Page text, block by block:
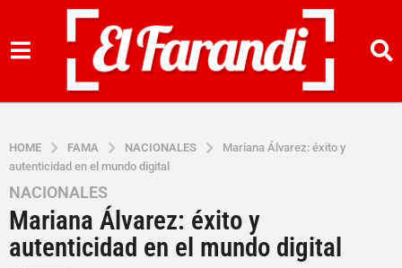
HOME FAMA NACIONALES
Mariana Álvarez: éxito y
autenticidad en el mundo digital
1
a
o
NACIONALES
Mariana Álvarez: éxito y
autenticidad en el mundo digital